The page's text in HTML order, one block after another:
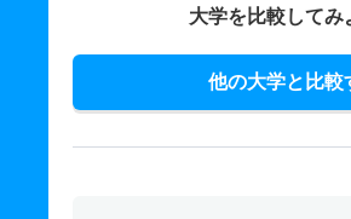
大学を比較してみ
他の大学と比較